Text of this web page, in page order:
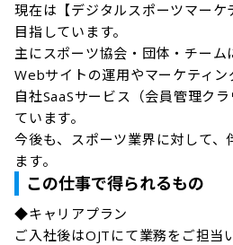
現在は【デジタルスポーツマーケ
目指しています。
主にスポーツ協会・団体・チーム
Webサイトの運用やマーケティン
自社SaaSサービス（会員管理ク
ています。
今後も、スポーツ業界に対して、
ます。
この仕事で得られるもの
◆キャリアプラン
ご入社後はOJTにて業務をご担当